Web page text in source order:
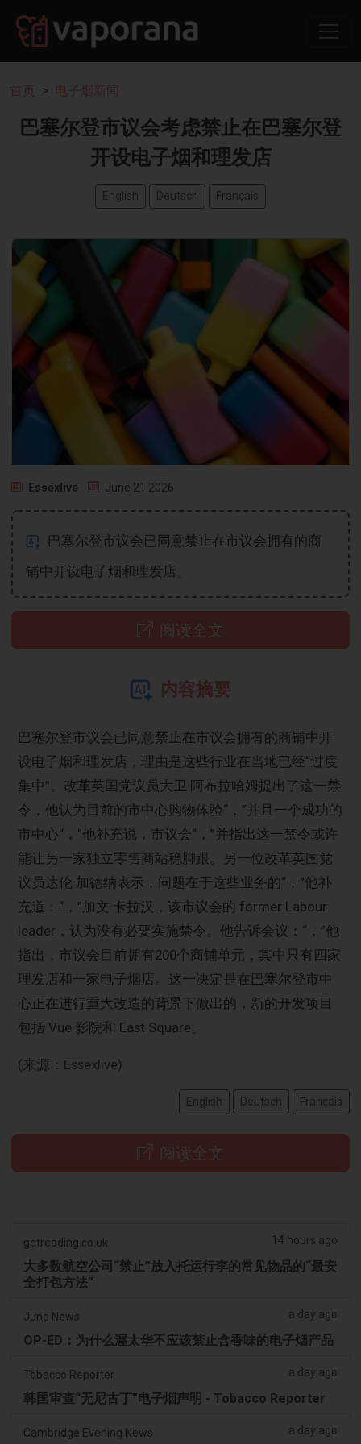
首页 电子烟新闻
巴塞尔登市议会考虑禁止在巴塞尔登
开设电子烟和理发店
English Deutsch Français
Essexlive June 21 2026
巴塞尔登市议会已同意禁止在市议会拥有的商
铺中开设电子烟和理发店。
阅读全文
内容摘要
巴塞尔登市议会已同意禁止在市议会拥有的商铺中开
设电子烟和理发店，理由是这些行业在当地已经“过度
集中”。改革英国党议员大卫·阿布拉哈姆提出了这一禁
令，他认为目前的市中心购物体验“，”并且一个成功的
市中心“，”他补充说，市议会“，”并指出这一禁令或许
能让另一家独立零售商站稳脚跟。另一位改革英国党
议员达伦·加德纳表示，问题在于这些业务的“，”他补
充道：“，”加文·卡拉汉，该市议会的 former Labour
leader，认为没有必要实施禁令。他告诉会议：“，”他
指出，市议会目前拥有200个商铺单元，其中只有四家
理发店和一家电子烟店。这一决定是在巴塞尔登市中
心正在进行重大改造的背景下做出的，新的开发项目
包括 Vue 影院和 East Square。
(来源：Essexlive)
English Deutsch Français
阅读全文
getreading.co.uk 14 hours ago
大多数航空公司“禁止”放入托运行李的常见物品的“最安
全打包方法”
Juno News a day ago
OP-ED：为什么渥太华不应该禁止含香味的电子烟产品
Tobacco Reporter a day ago
韩国审查“无尼古丁”电子烟声明 - Tobacco Reporter
Cambridge Evening News a day ago